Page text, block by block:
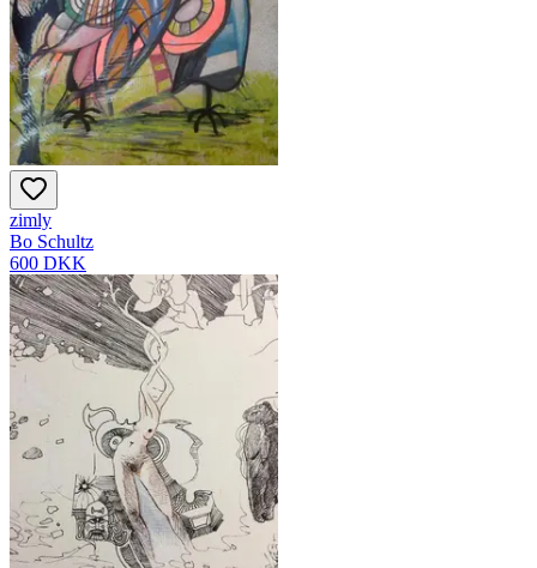
zimly
Bo Schultz
600 DKK